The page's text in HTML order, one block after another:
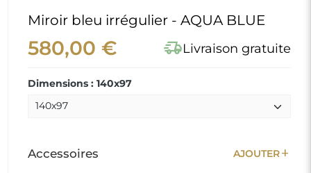
Miroir bleu irrégulier - AQUA BLUE
580,00 € delivery_truck_speedLivraison gratuite
Dimensions : 140x97
Accessoires AJOUTERadd